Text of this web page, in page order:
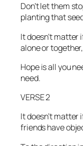
Don’t let them
planting that
It doesn’t matter
alone or together,
Hope is all you
need.
VERSE 2
It doesn’t matter
friends have